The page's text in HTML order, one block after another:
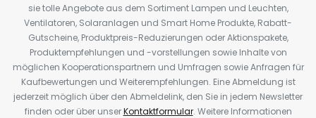
sie tolle Angebote aus dem Sortiment Lampen und Leuchten,
Ventilatoren, Solaranlagen und Smart Home Produkte, Rabatt-
Gutscheine, Produktpreis-Reduzierungen oder Aktionspakete,
Produktempfehlungen und -vorstellungen sowie Inhalte von
möglichen Kooperationspartnern und Umfragen sowie Anfragen für
Kaufbewertungen und Weiterempfehlungen. Eine Abmeldung ist
jederzeit möglich über den Abmeldelink, den Sie in jedem Newsletter
finden oder über unserKontaktformular. Weitere Informationen